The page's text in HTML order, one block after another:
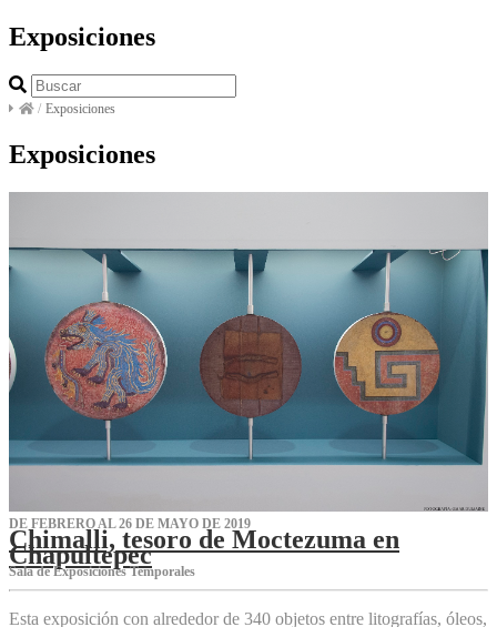
Exposiciones
/ Exposiciones
Exposiciones
DE FEBRERO AL 26 DE MAYO DE 2019
Chimalli, tesoro de Moctezuma en
Chapultepec
Sala de Exposiciones Temporales
Esta exposición con alrededor de 340 objetos entre litografías, óleos,